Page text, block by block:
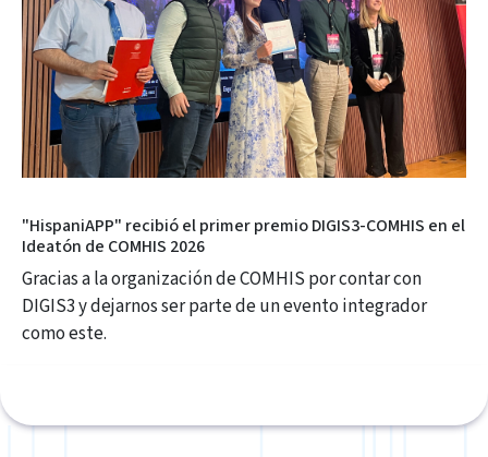
"HispaniAPP" recibió el primer premio DIGIS3-COMHIS en el
Ideatón de COMHIS 2026
Gracias a la organización de COMHIS por contar con
DIGIS3 y dejarnos ser parte de un evento integrador
como este.